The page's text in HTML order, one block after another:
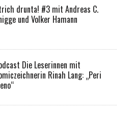
drunta! #3 mit Andreas C.
und Volker Hamann
Die Leserinnen mit
Rinah Lang: „Peri